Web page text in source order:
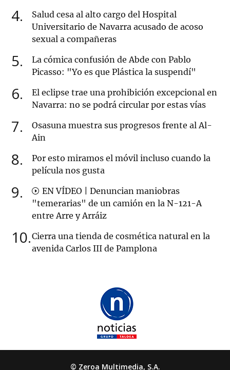
4
Salud cesa al alto cargo del Hospital
Universitario de Navarra acusado de acoso
sexual a compañeras
5
La cómica confusión de Abde con Pablo
Picasso: "Yo es que Plástica la suspendí"
6
El eclipse trae una prohibición excepcional en
Navarra: no se podrá circular por estas vías
7
Osasuna muestra sus progresos frente al Al-
Ain
8
Por esto miramos el móvil incluso cuando la
película nos gusta
9
EN VÍDEO | Denuncian maniobras
"temerarias" de un camión en la N-121-A
entre Arre y Arráiz
10 Cierra una tienda de cosmética natural en la
avenida Carlos III de Pamplona
© Zeroa Multimedia, S.A.